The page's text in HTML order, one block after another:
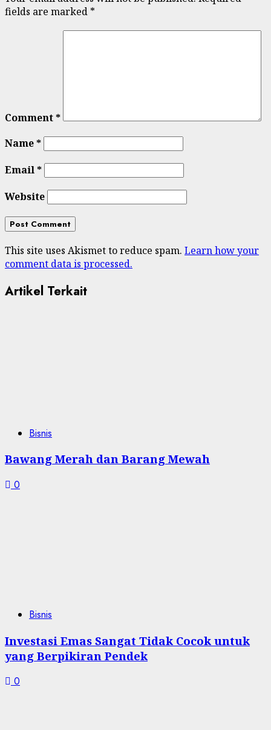
fields are marked *
Comment*
Name*
Email*
Website
This site uses Akismet to reduce spam. Learn how your
comment data is processed.
Artikel Terkait
Bisnis
Bawang Merah dan Barang Mewah
0
Bisnis
Investasi Emas Sangat Tidak Cocok untuk
yang Berpikiran Pendek
0